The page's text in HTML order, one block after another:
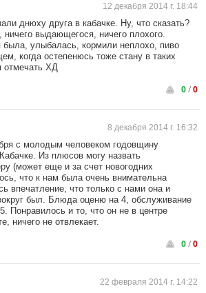
12 декабря 2014 г. 18:44
днюху друга в кабачке. Ну, что сказать?
выдающегося, ничего плохого.
улыбалась, кормили неплохо, пиво
когда остепенюсь тоже стану в таких
отмечать ХД
0/0
8 декабря 2014 г. 16:32
с молодым человеком годовщину
Из плюсов могу назвать
(может еще и за счет новогодних
что к нам была очень внимательна
впечатление, что только с нами она и
был. Блюда оценю на 4, обслуживание
Понравилось и то, что он не в центре
ничего не отвлекает.
0/0
22 февраля 2014 г. 14:22